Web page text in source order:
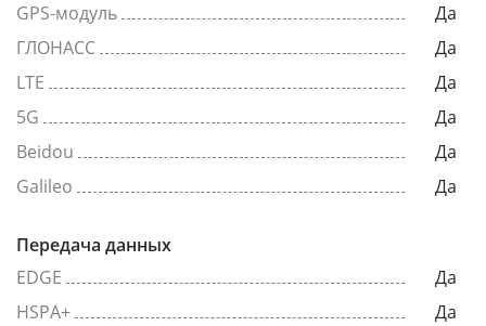
GPS-модуль
Да
ГЛОНАСС
Да
LTE
Да
5G
Да
Beidou
Да
Galileo
Да
Передача данных
EDGE
Да
HSPA+
Да